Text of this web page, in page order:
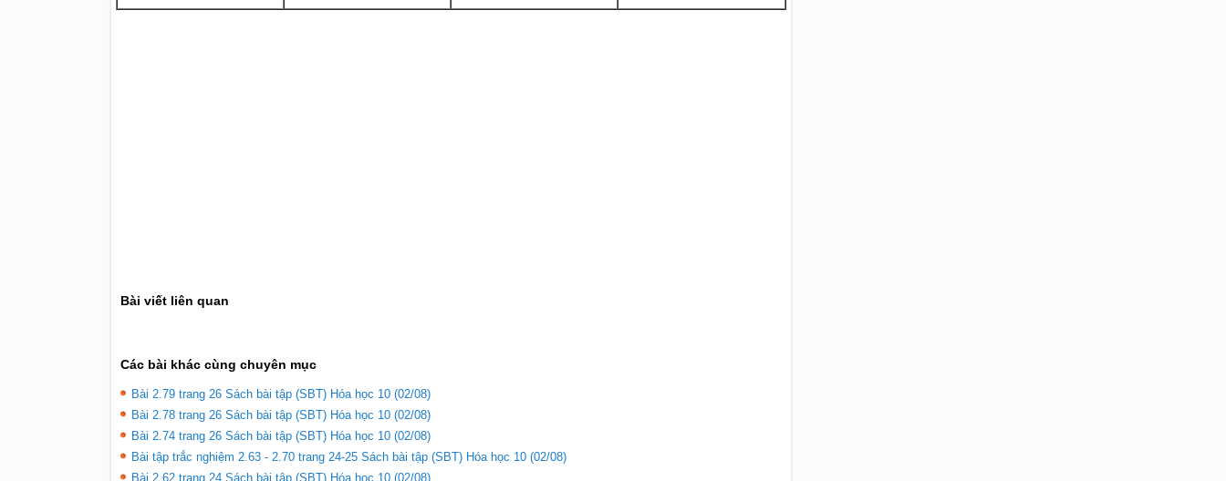
Bài viết liên quan
Các bài khác cùng chuyên mục
Bài 2.79 trang 26 Sách bài tập (SBT) Hóa học 10 (02/08)
Bài 2.78 trang 26 Sách bài tập (SBT) Hóa học 10 (02/08)
Bài 2.74 trang 26 Sách bài tập (SBT) Hóa học 10 (02/08)
Bài tập trắc nghiệm 2.63 - 2.70 trang 24-25 Sách bài tập (SBT) Hóa học 10 (02/08)
Bài 2.62 trang 24 Sách bài tập (SBT) Hóa học 10 (02/08)